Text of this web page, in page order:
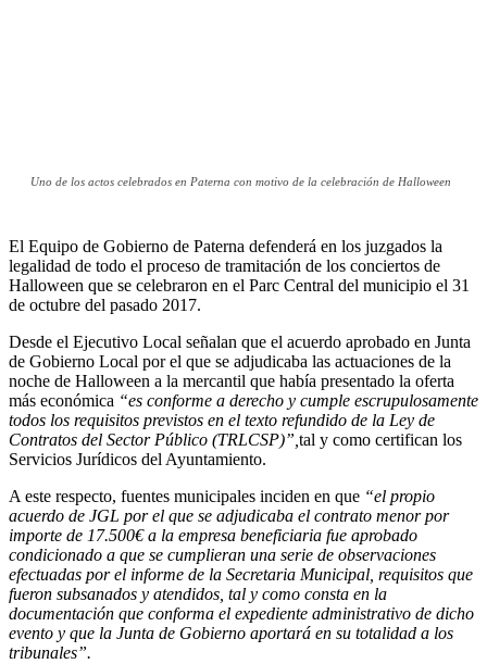
Uno de los actos celebrados en Paterna con motivo de la celebración de Halloween
El Equipo de Gobierno de Paterna defenderá en los juzgados la
legalidad de todo el proceso de tramitación de los conciertos de
Halloween que se celebraron en el Parc Central del municipio el 31
de octubre del pasado 2017.
Desde el Ejecutivo Local señalan que el acuerdo aprobado en Junta
de Gobierno Local por el que se adjudicaba las actuaciones de la
noche de Halloween a la mercantil que había presentado la oferta
más económica “es conforme a derecho y cumple escrupulosamente
todos los requisitos previstos en el texto refundido de la Ley de
Contratos del Sector Público (TRLCSP)”, tal y como certifican los
Servicios Jurídicos del Ayuntamiento.
A este respecto, fuentes municipales inciden en que “el propio
acuerdo de JGL por el que se adjudicaba el contrato menor por
importe de 17.500€ a la empresa beneficiaria fue aprobado
condicionado a que se cumplieran una serie de observaciones
efectuadas por el informe de la Secretaria Municipal, requisitos que
fueron subsanados y atendidos, tal y como consta en la
documentación que conforma el expediente administrativo de dicho
evento y que la Junta de Gobierno aportará en su totalidad a los
tribunales”.